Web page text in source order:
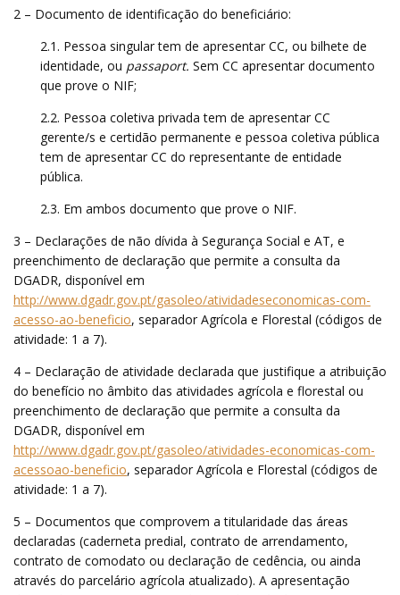
2 – Documento de identificação do beneficiário:
2.1. Pessoa singular tem de apresentar CC, ou bilhete de
identidade, ou passaport. Sem CC apresentar documento
que prove o NIF;
2.2. Pessoa coletiva privada tem de apresentar CC
gerente/s e certidão permanente e pessoa coletiva pública
tem de apresentar CC do representante de entidade
pública.
2.3. Em ambos documento que prove o NIF.
3 – Declarações de não dívida à Segurança Social e AT, e
preenchimento de declaração que permite a consulta da
DGADR, disponível em
http://www.dgadr.gov.pt/gasoleo/atividadeseconomicas-com-
acesso-ao-beneficio, separador Agrícola e Florestal (códigos de
atividade: 1 a 7).
4 – Declaração de atividade declarada que justifique a atribuição
do benefício no âmbito das atividades agrícola e florestal ou
preenchimento de declaração que permite a consulta da
DGADR, disponível em
http://www.dgadr.gov.pt/gasoleo/atividades-economicas-com-
acessoao-beneficio, separador Agrícola e Florestal (códigos de
atividade: 1 a 7).
5 – Documentos que comprovem a titularidade das áreas
declaradas (caderneta predial, contrato de arrendamento,
contrato de comodato ou declaração de cedência, ou ainda
através do parcelário agrícola atualizado). A apresentação